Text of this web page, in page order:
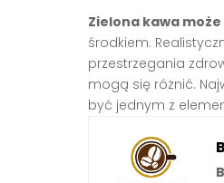
Zielona kawa
środkiem.
przestrzegania
mogą się różnić.
być jednym z